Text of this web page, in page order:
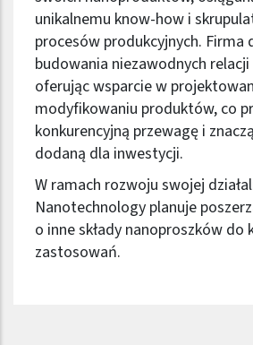
unikalnemu know-how i
procesów produkcyjnych. Firma
budowania niezawodnych
oferując wsparcie w
modyfikowaniu produktów, co
konkurencyjną przewagę i
dodaną dla inwestycji.
W ramach rozwoju swojej
Nanotechnology planuje
o inne składy nanoproszków do
zastosowań.